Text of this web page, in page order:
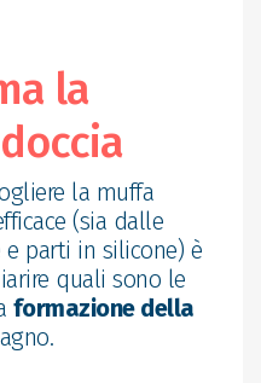
la
la muffa
(sia dalle
parti in silicone) è
quali sono le
formazione della